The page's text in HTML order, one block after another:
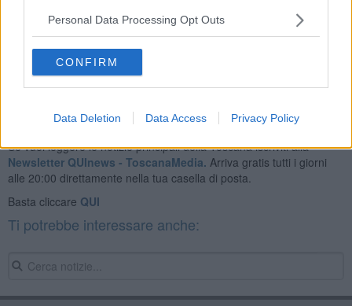
Personal Data Processing Opt Outs
CONFIRM
Data Deletion Data Access Privacy Policy
Se vuoi leggere le notizie principali della Toscana iscriviti alla
Newsletter QUInews - ToscanaMedia. Arriva gratis tutti i giorni
alle 20:00 direttamente nella tua casella di posta.
Basta cliccare QUI
Ti potrebbe interessare anche: